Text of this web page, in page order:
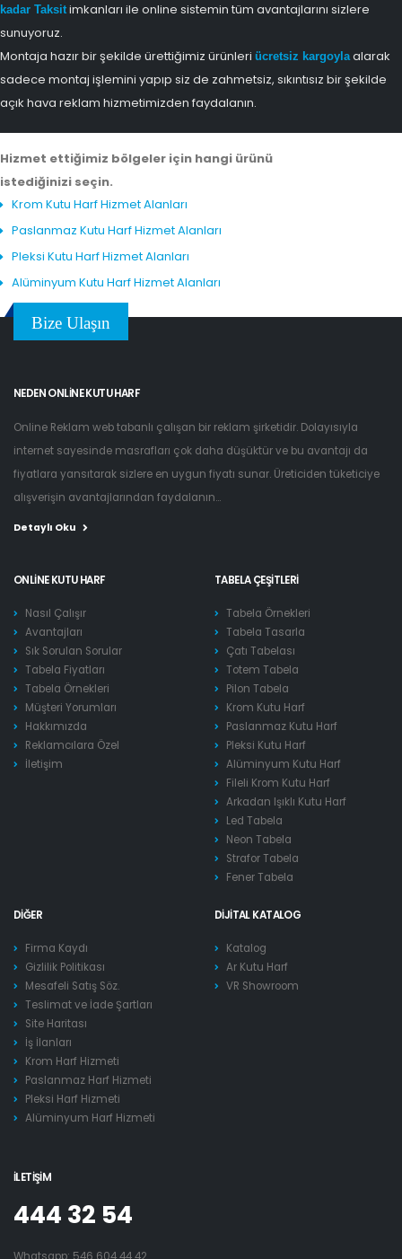
kadar Taksitimkanları ile online sistemin tüm avantajlarını sizlere
sunuyoruz.
Montaja hazır bir şekilde ürettiğimiz ürünleri ücretsiz kargoylaalarak
sadece montaj işlemini yapıp siz de zahmetsiz, sıkıntısız bir şekilde
açık hava reklam hizmetimizden faydalanın.
Hizmet ettiğimiz bölgeler için hangi ürünü
istediğinizi seçin.
Krom Kutu Harf Hizmet Alanları
Paslanmaz Kutu Harf Hizmet Alanları
Pleksi Kutu Harf Hizmet Alanları
Alüminyum Kutu Harf Hizmet Alanları
Bize Ulaşın
NEDEN ONLINE KUTU HARF
Online Reklam web tabanlı çalışan bir reklam şirketidir. Dolayısıyla
internet sayesinde masrafları çok daha düşüktür ve bu avantajı da
fiyatlara yansıtarak sizlere en uygun fiyatı sunar. Üreticiden tüketiciye
alışverişin avantajlarından faydalanın...
Detaylı Oku
ONLINE KUTU HARF
Nasıl Çalışır
Avantajları
Sık Sorulan Sorular
Tabela Fiyatları
Tabela Örnekleri
Müşteri Yorumları
Hakkımızda
Reklamcılara Özel
İletişim
TABELA ÇEŞITLERI
Tabela Örnekleri
Tabela Tasarla
Çatı Tabelası
Totem Tabela
Pilon Tabela
Krom Kutu Harf
Paslanmaz Kutu Harf
Pleksi Kutu Harf
Alüminyum Kutu Harf
Fileli Krom Kutu Harf
Arkadan Işıklı Kutu Harf
Led Tabela
Neon Tabela
Strafor Tabela
Fener Tabela
DIĞER
Firma Kaydı
Gizlilik Politikası
Mesafeli Satış Söz.
Teslimat ve İade Şartları
Site Haritası
İş İlanları
Krom Harf Hizmeti
Paslanmaz Harf Hizmeti
Pleksi Harf Hizmeti
Alüminyum Harf Hizmeti
DIJITAL KATALOG
Katalog
Ar Kutu Harf
VR Showroom
İLETIŞIM
444 32 54
Whatsapp: 546 604 44 42